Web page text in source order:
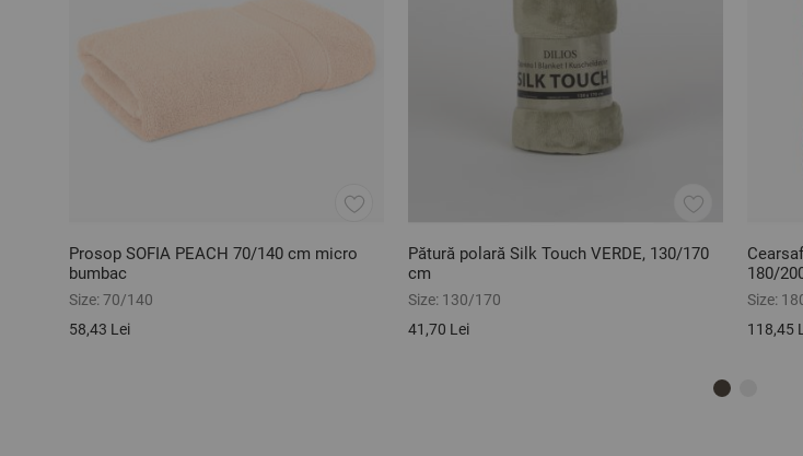
Prosop SOFIA PEACH 70/140 cm micro
bumbac
Size:70/140
58,43 Lei
Pătură polară Silk Touch VERDE, 130/170
cm
Size: 130/170
41,70 Lei
180/
Size:
118,45